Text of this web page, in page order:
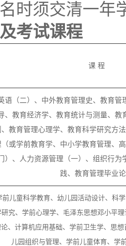
时须交清一年
考试课程
课 程
语（二）、中外教育管理史、教育管
、教育经济学、教育统计与测量、教
、教育管理心理学、教育科学研究方
（或学前教育学、中小学教育管理、
）、人力资源管理（一）、组织行为
践、教育管理毕业
前儿童科学教育、幼儿园活动设计、科
研究、学前心理学、毛泽东思想邓小平
、计算机应用基础、学前卫生学、思
儿园组织与管理、学前儿童体育、学